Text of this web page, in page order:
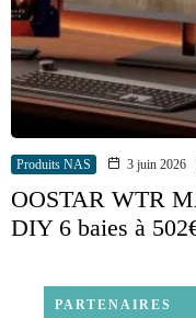
Produits NAS 3 juin 2026
OOSTAR WTR
DIY 6 baies à
PARTENAIRES